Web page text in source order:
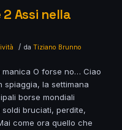
Assi nella
/ da Tiziano Brunno
manica O forse no… Ciao
spiaggia, la settimana
borse mondiali
bruciati, perdite,
come ora quello che